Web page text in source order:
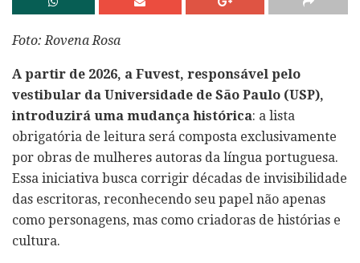
Foto: Rovena Rosa
A partir de 2026, a Fuvest, responsável pelo
vestibular da Universidade de São Paulo (USP),
introduzirá uma mudança histórica: a lista
obrigatória de leitura será composta exclusivamente
por obras de mulheres autoras da língua portuguesa.
Essa iniciativa busca corrigir décadas de invisibilidade
das escritoras, reconhecendo seu papel não apenas
como personagens, mas como criadoras de histórias e
cultura.